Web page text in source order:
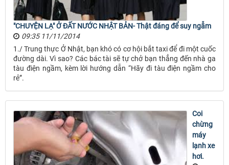
"CHUYỆN LẠ" Ở ĐẤT NƯỚC NHẬT BẢN- Thật đáng để suy ngẫm
09:35 11/11/2014
1./ Trung thực Ở Nhật, bạn khó có cơ hội bắt taxi để đi một cuốc
đường dài. Vì sao? Các bác tài sẽ tự chở bạn thẳng đến nhà ga
tàu điện ngầm, kèm lời hướng dẫn “Hãy đi tàu điện ngầm cho
rẻ”.
Coi
chừng
máy
lạnh xe
hơi.